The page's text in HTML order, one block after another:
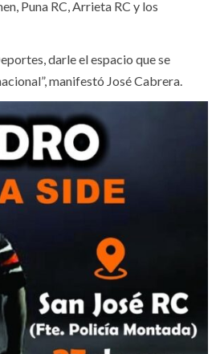
Puna RC, Arrieta RC y los
darle el espacio que se
manifestó José Cabrera.